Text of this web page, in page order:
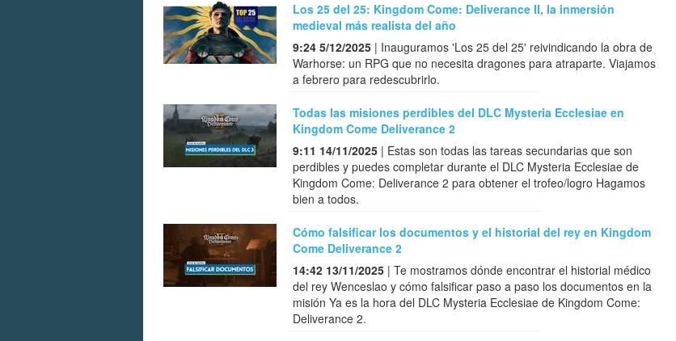
Los 25 del 25: Kingdom Come: Deliverance II, la inmersión
medieval más realista del año
9:24 5/12/2025 | Inauguramos 'Los 25 del 25' reivindicando la obra de
Warhorse: un RPG que no necesita dragones para atraparte. Viajamos
a febrero para redescubrirlo.
Todas las misiones perdibles del DLC Mysteria Ecclesiae en
Kingdom Come Deliverance 2
9:11 14/11/2025 | Estas son todas las tareas secundarias que son
perdibles y puedes completar durante el DLC Mysteria Ecclesiae de
Kingdom Come: Deliverance 2 para obtener el trofeo/logro Hagamos
bien a todos.
Cómo falsificar los documentos y el historial del rey en Kingdom
Come Deliverance 2
14:42 13/11/2025 | Te mostramos dónde encontrar el historial médico
del rey Wenceslao y cómo falsificar paso a paso los documentos en la
misión Ya es la hora del DLC Mysteria Ecclesiae de Kingdom Come:
Deliverance 2.